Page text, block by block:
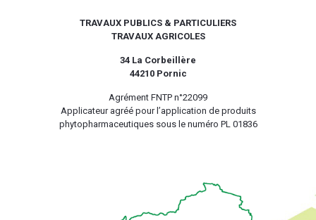
TRAVAUX PUBLICS & PARTICULIERS
TRAVAUX AGRICOLES
34 La Corbeillère
44210 Pornic
Agrément FNTP n°22099
Applicateur agréé pour l’application de produits
phytopharmaceutiques sous le numéro PL 01836